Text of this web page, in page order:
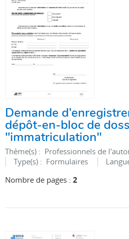
Demande
dépôt-en-bloc de
"immatriculation"
Thème(s) : Professionnels de
Type(s) : Formulaires
Nombre de pages : 2